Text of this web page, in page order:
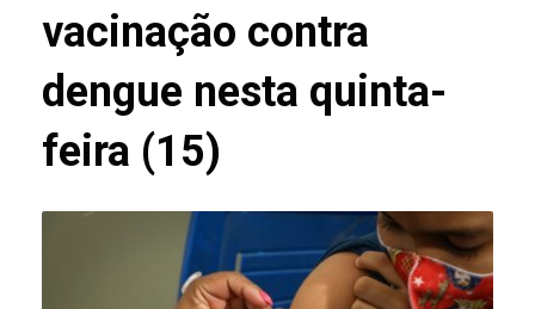
vacinação contra
dengue nesta quinta-
feira (15)